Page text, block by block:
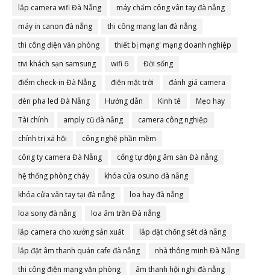
lắp camera wifi Đà Nẵng
máy chấm công vân tay đà nẵng
máy in canon đà nẵng
thi công mạng lan đà nẵng
thi công điện văn phòng
thiết bị mạng' mạng doanh nghiệp
tivi khách sạn samsung
wifi 6
Đời sống
điểm check-in Đà Nẵng
điện mặt trời
đánh giá camera
đèn pha led Đà Nẵng
Hướng dẫn Kinh tế
Mẹo hay
Tài chính
amply cũ đà nẵng
camera công nghiệp
chính trị xã hội
công nghệ phần mềm
công ty camera Đà Nẵng
cổng tự động âm sàn Đà nẵng
hệ thống phòng cháy
khóa cửa osuno đà nẵng
khóa cửa vân tay tại đà nẵng
loa hay đà nẵng
loa sony đà nẵng
loa âm trần Đà nẵng
lắp camera cho xưởng sản xuất
lắp đặt chống sét đà nẵng
lắp đặt âm thanh quán cafe đà nẵng
nhà thông minh Đà Nẵng
thi công điện mạng văn phòng
âm thanh hội nghị đà nẵng